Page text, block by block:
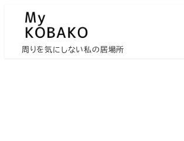
周りを気にしない私の居場所